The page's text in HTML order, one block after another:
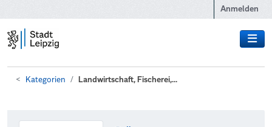
Anmelden
Kategorien Landwirtschaft, Fischerei,...